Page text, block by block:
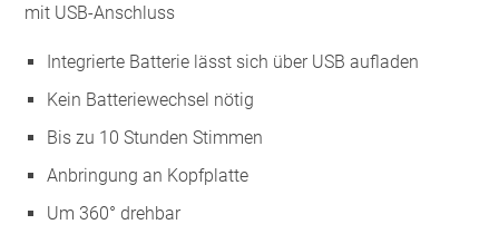
mit USB-Anschluss
Integrierte Batterie lässt sich über USB aufladen
Kein Batteriewechsel nötig
Bis zu 10 Stunden Stimmen
Anbringung an Kopfplatte
Um 360° drehbar